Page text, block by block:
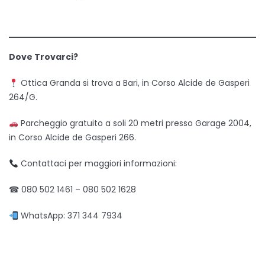
Dove Trovarci?
Ottica Granda si trova a Bari, in Corso Alcide de Gasperi
264/G.
Parcheggio gratuito a soli 20 metri presso Garage 2004,
in Corso Alcide de Gasperi 266.
Contattaci per maggiori informazioni:
☎ 080 502 1461 – 080 502 1628
WhatsApp: 371 344 7934